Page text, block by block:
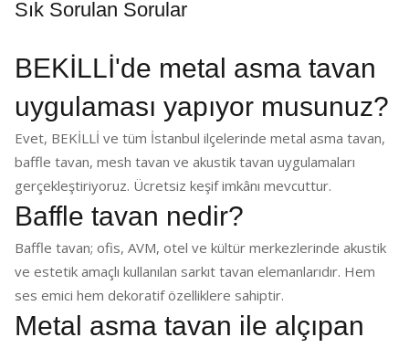
Sık Sorulan Sorular
BEKİLLİ'de metal asma tavan
uygulaması yapıyor musunuz?
Evet, BEKİLLİ ve tüm İstanbul ilçelerinde metal asma tavan,
baffle tavan, mesh tavan ve akustik tavan uygulamaları
gerçekleştiriyoruz. Ücretsiz keşif imkânı mevcuttur.
Baffle tavan nedir?
Baffle tavan; ofis, AVM, otel ve kültür merkezlerinde akustik
ve estetik amaçlı kullanılan sarkıt tavan elemanlarıdır. Hem
ses emici hem dekoratif özelliklere sahiptir.
Metal asma tavan ile alçıpan